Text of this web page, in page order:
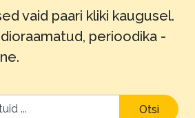
vaid paari kliki kaugusel.
perioodika -
Otsi